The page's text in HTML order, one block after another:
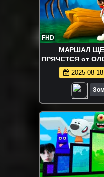
FHD
МАРШАЛ
ПРЯЧЕТСЯ от
в
2025-08-